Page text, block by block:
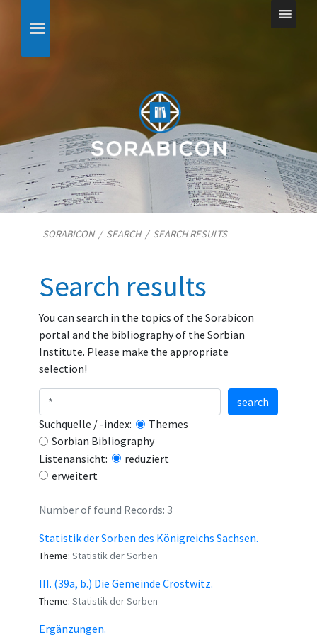
SORABICON/ SEARCH/ SEARCH RESULTS
Search results
You can search in the topics of the Sorabicon
portal and the bibliography of the Sorbian
Institute. Please make the appropriate
selection!
Suchquelle / -index:
Themes
Sorbian Bibliography
Listenansicht:
reduziert
erweitert
search
Number of found Records: 3
Statistik der Sorben des Königreichs Sachsen.
Theme: Statistik der Sorben
III. (39a, b.) Die Gemeinde Crostwitz.
Theme: Statistik der Sorben
Ergänzungen.